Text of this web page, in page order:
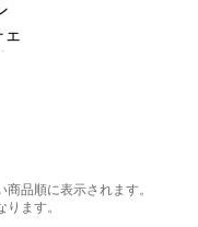
品順に表示されます。
ます。